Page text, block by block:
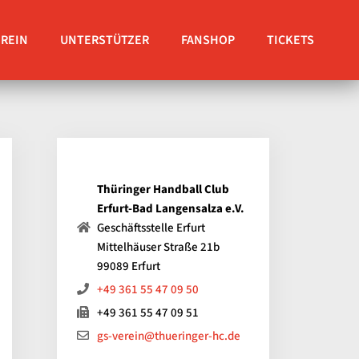
UNTERSTÜTZER FANSHOP TICKETS
Thüringer Handball Club
Erfurt-Bad Langensalza e.V.
Geschäftsstelle Erfurt
Mittelhäuser Straße 21b
99089 Erfurt
+49 361 55 47 09 50
+49 361 55 47 09 51
gs-verein@thueringer-hc.de